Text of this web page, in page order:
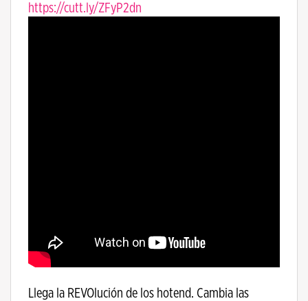
https://cutt.ly/ZFyP2dn
Llega la REVOlución de los hotend. Cambia las